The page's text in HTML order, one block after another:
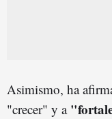
Asimismo, ha
"crecer" y a